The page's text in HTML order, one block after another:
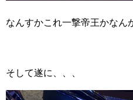
なんすかこれ一撃帝王かなん
そして遂に、、、